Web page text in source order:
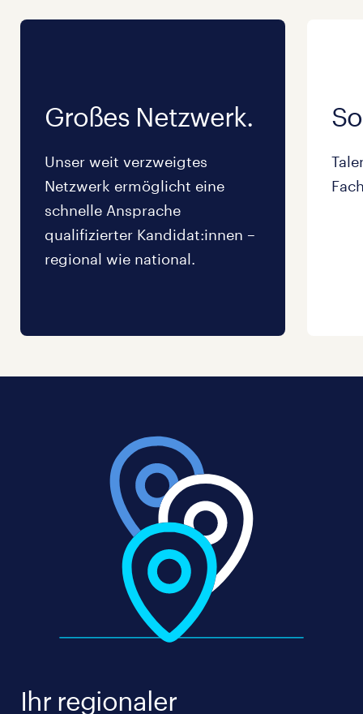
Großes Netzwerk.
Unser weit verzweigtes
Netzwerk ermöglicht eine
schnelle Ansprache
qualifizierter Kandidat:innen –
regional wie national.
Ihr regionaler